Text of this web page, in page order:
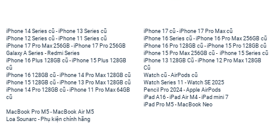
iPhone 14 Series cũ -iPhone 13 Series cũ
iPhone 12 Series cũ -iPhone 11 Series cũ
iPhone 17 Pro Max 256GB -iPhone 17 Pro 256GB
Galaxy A Series - Redmi Series
iPhone 17 cũ -iPhone 17 Pro Max cũ
iPhone 16 Series cũ - iPhone 16 Pro Max 256GB cũ
iPhone 16 Pro 128GB cũ -iPhone 15 Pro 128GB cũ
iPhone 15 Pro Max 256GB cũ - iPhone 15 Series cũ
iPhone 16 Plus 128GB cũ -iPhone 15 Plus 128GB
cũ
iPhone 16 128GB cũ -iPhone 14 Pro Max 128GB cũ
iPhone 15 128GB cũ -iPhone 13 Pro Max 128GB cũ
iPhone 14 Pro 128GB cũ -iPhone 11 Pro Max 64GB
cũ
iPhone 13 128GB Cũ -iPhone 12 Pro Max 128GB
Cũ
Watch cũ -AirPods cũ
Watch Series 11 -Watch SE 2025
Pencil Pro 2024 -Apple AirPods
iPad A16 -iPad Air M4 -iPad mini 7
iPad Pro M5 - MacBook Neo
MacBook Pro M5 - MacBook Air M5
Loa Sounarc - Phụ kiện chính hãng